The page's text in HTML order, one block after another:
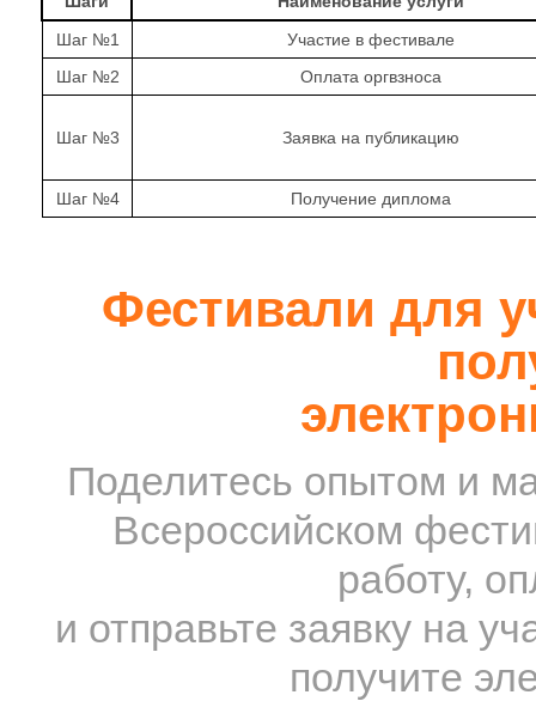
Шаг №1
Участие в фестивале
Шаг №2
Оплата оргвзноса
Шаг №3 Заявка на публикацию
Шаг №4 Получение диплома
Фестивали для
Поделитесь опытом и
Всероссийском
работу,
и отправьте заявку на
получите